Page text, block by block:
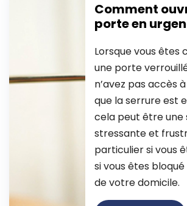
Comment
porte en
Lorsque vous êtes
une porte
n’avez pas accès
que la serrure est
cela peut être une
stressante et
particulier si vous
si vous êtes
de votre domicile.